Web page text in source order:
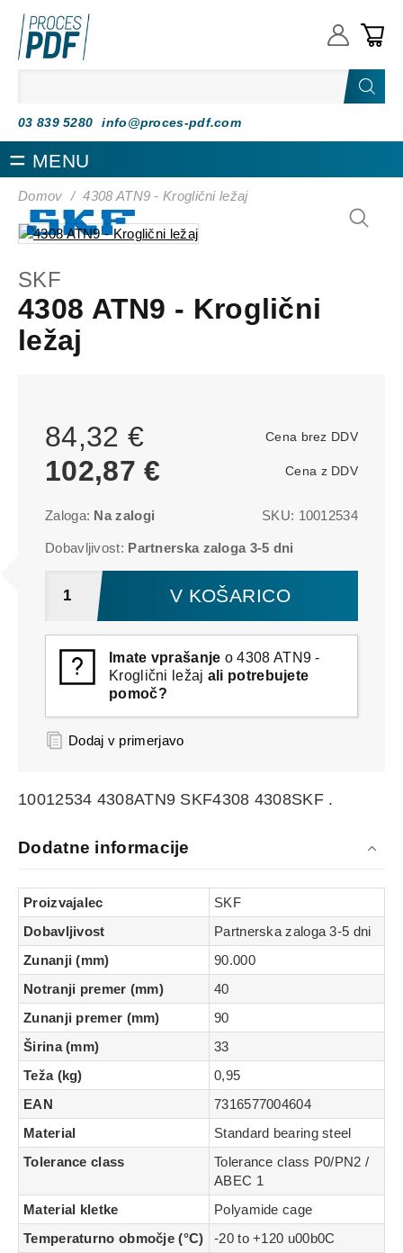
03 839 5280 info@proces-pdf.com
MENU
Domov / 4308 ATN9 - Kroglični ležaj
SKF
4308 ATN9 - Kroglični
ležaj
Cena brez DDV
84,32 €
Cena z DDV
102,87 €
SKU: 10012534
Zaloga: Na zalogi
Dobavljivost: Partnerska zaloga 3-5 dni
V KOŠARICO
Imate vprašanje o 4308 ATN9 -
Kroglični ležaj ali potrebujete
pomoč?
Dodaj v primerjavo
10012534 4308ATN9 SKF4308 4308SKF .
Dodatne informacije
Proizvajalec
SKF
Dobavljivost
Partnerska zaloga 3-5 dni
Zunanji (mm)
90.000
Notranji premer (mm)
40
Zunanji premer (mm)
90
Širina (mm)
33
Teža (kg)
0,95
EAN
7316577004604
Material
Standard bearing steel
Tolerance class
Tolerance class P0/PN2 /
ABEC 1
Material kletke
Polyamide cage
Temperaturno območje (°C)
-20 to +120 u00b0C